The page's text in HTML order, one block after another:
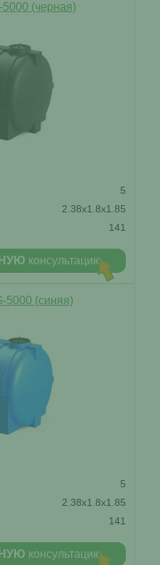
(черная)
5
2.38x1.8x1.85
141
консультацию
5000 (синяя)
5
2.38x1.8x1.85
141
консультацию